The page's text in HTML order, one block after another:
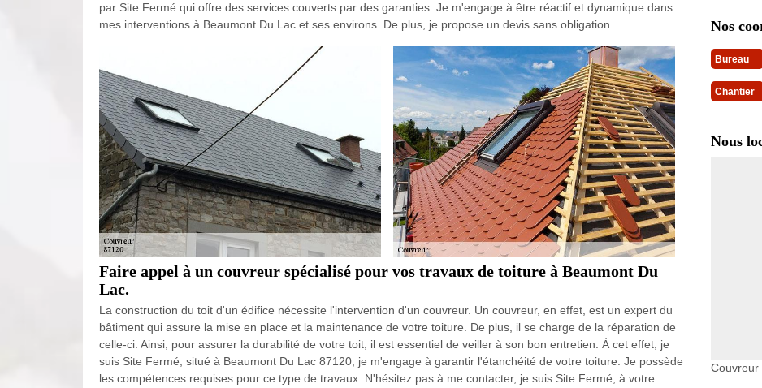
par Site Fermé qui offre des services couverts par des garanties. Je m'engage à être réactif et dynamique dans
mes interventions à Beaumont Du Lac et ses environs. De plus, je propose un devis sans obligation.
Faire appel à un couvreur spécialisé pour vos travaux de toiture à Beaumont Du
Lac.
La construction du toit d'un édifice nécessite l'intervention d'un couvreur. Un couvreur, en effet, est un expert du
bâtiment qui assure la mise en place et la maintenance de votre toiture. De plus, il se charge de la réparation de
celle-ci. Ainsi, pour assurer la durabilité de votre toit, il est essentiel de veiller à son bon entretien. À cet effet, je
suis Site Fermé, situé à Beaumont Du Lac 87120, je m'engage à garantir l'étanchéité de votre toiture. Je possède
les compétences requises pour ce type de travaux. N'hésitez pas à me contacter, je suis Site Fermé, à votre
Nos
Bureau
Chantier
Nous
Couvreur